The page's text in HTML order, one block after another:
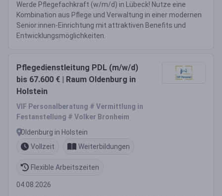
Werde Pflegefachkraft (w/m/d) in Lübeck! Nutze eine
Kombination aus Pflege und Verwaltung in einer modernen
Senior:innen-Einrichtung mit attraktiven Benefits und
Entwicklungsmöglichkeiten.
Pflegedienstleitung PDL (m/w/d)
bis 67.600 € | Raum Oldenburg in
Holstein
VIF Personalberatung # Vermittlung in
Festanstellung # Volker Bronheim
Oldenburg in Holstein
Vollzeit
Weiterbildungen
Flexible Arbeitszeiten
04.08.2026